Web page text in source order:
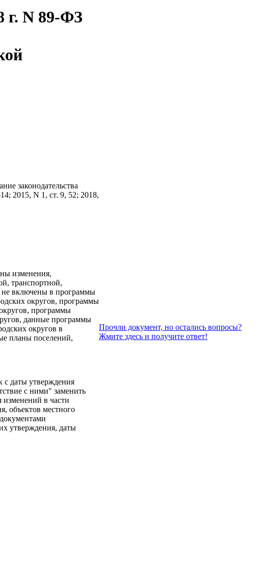
г. N 89-ФЗ
законодательства
2015, N 1, ст. 9, 52; 2018,
изменения,
транспортной,
не включены в программы
округов, программы
программы
данные программы
округов в
планы поселений,
с даты утверждения
с ними" заменить
изменений в части
объектов местного
утверждения, даты
Прочли документ, но остались вопросы?
Жмите здесь и получите ответ!